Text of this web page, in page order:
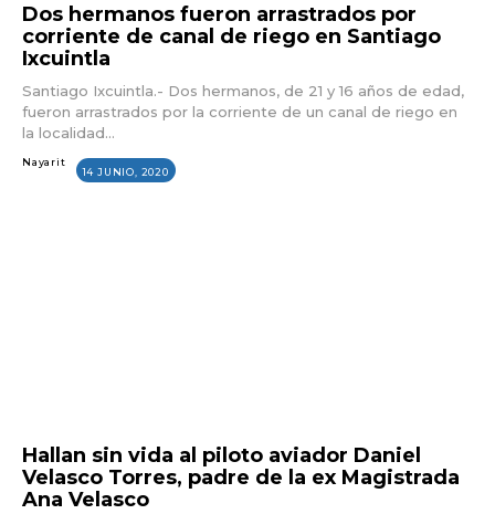
Dos hermanos fueron arrastrados por
corriente de canal de riego en Santiago
Ixcuintla
Santiago Ixcuintla.- Dos hermanos, de 21 y 16 años de edad,
fueron arrastrados por la corriente de un canal de riego en
la localidad...
Nayarit
14 JUNIO, 2020
Hallan sin vida al piloto aviador Daniel
Velasco Torres, padre de la ex Magistrada
Ana Velasco